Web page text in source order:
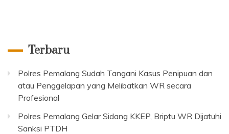
Terbaru
Polres Pemalang Sudah Tangani Kasus Penipuan dan
atau Penggelapan yang Melibatkan WR secara
Profesional
Polres Pemalang Gelar Sidang KKEP, Briptu WR Dijatuhi
Sanksi PTDH